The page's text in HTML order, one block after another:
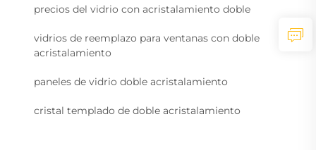
precios del vidrio con acristalamiento doble
vidrios de reemplazo para ventanas con doble
acristalamiento
paneles de vidrio doble acristalamiento
cristal templado de doble acristalamiento